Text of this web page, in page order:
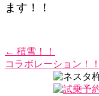
ます！！
← 積雪！！
コラボレーション！！